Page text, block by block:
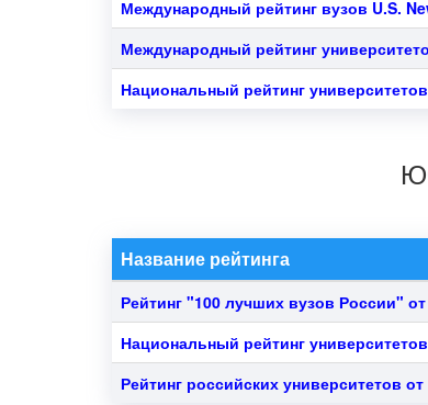
Международный рейтинг вузов U.S.
Международный рейтинг
Национальный рейтинг
Название рейтинга
Рейтинг "100 лучших вузов России"
Национальный рейтинг
Рейтинг российских университетов